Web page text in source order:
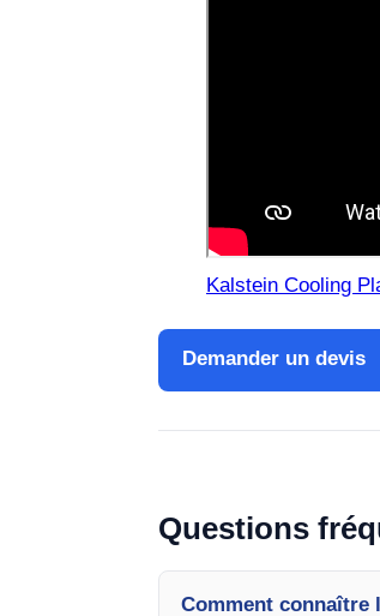
Kalstein Cooling
Demander un devis
Questions
Comment connaître